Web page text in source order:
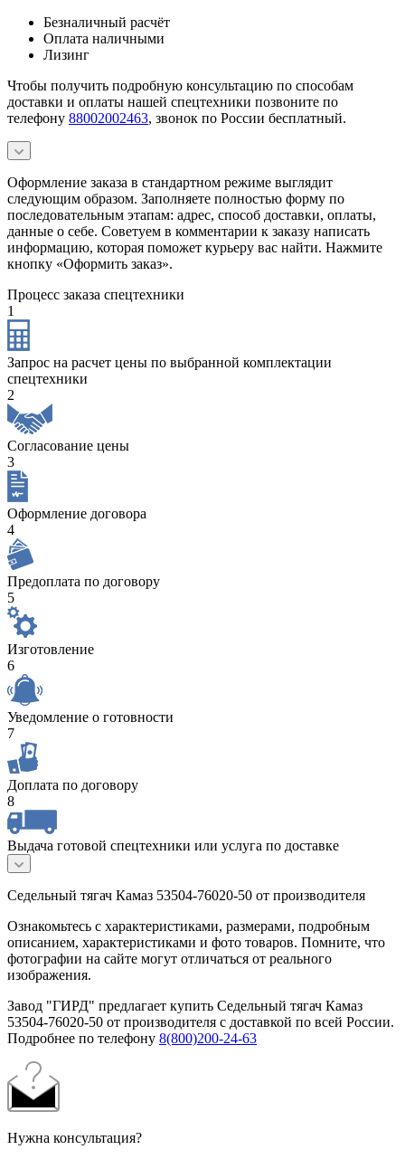
Безналичный расчёт
Оплата наличными
Лизинг
Чтобы получить подробную консультацию по способам
доставки и оплаты нашей спецтехники позвоните по
телефону 88002002463, звонок по России бесплатный.
Оформление заказа в стандартном режиме выглядит
следующим образом. Заполняете полностью форму по
последовательным этапам: адрес, способ доставки, оплаты,
данные о себе. Советуем в комментарии к заказу написать
информацию, которая поможет курьеру вас найти. Нажмите
кнопку «Оформить заказ».
Процесс заказа спецтехники
1
Запрос на расчет цены по выбранной комплектации
спецтехники
2
Согласование цены
3
Оформление договора
4
Предоплата по договору
5
Изготовление
6
Уведомление о готовности
7
Доплата по договору
8
Выдача готовой спецтехники или услуга по доставке
Седельный тягач Камаз 53504-76020-50 от производителя
Ознакомьтесь с характеристиками, размерами, подробным
описанием, характеристиками и фото товаров. Помните, что
фотографии на сайте могут отличаться от реального
изображения.
Завод "ГИРД" предлагает купить Седельный тягач Камаз
53504-76020-50 от производителя с доставкой по всей России.
Подробнее по телефону 8(800)200-24-63
Нужна консультация?